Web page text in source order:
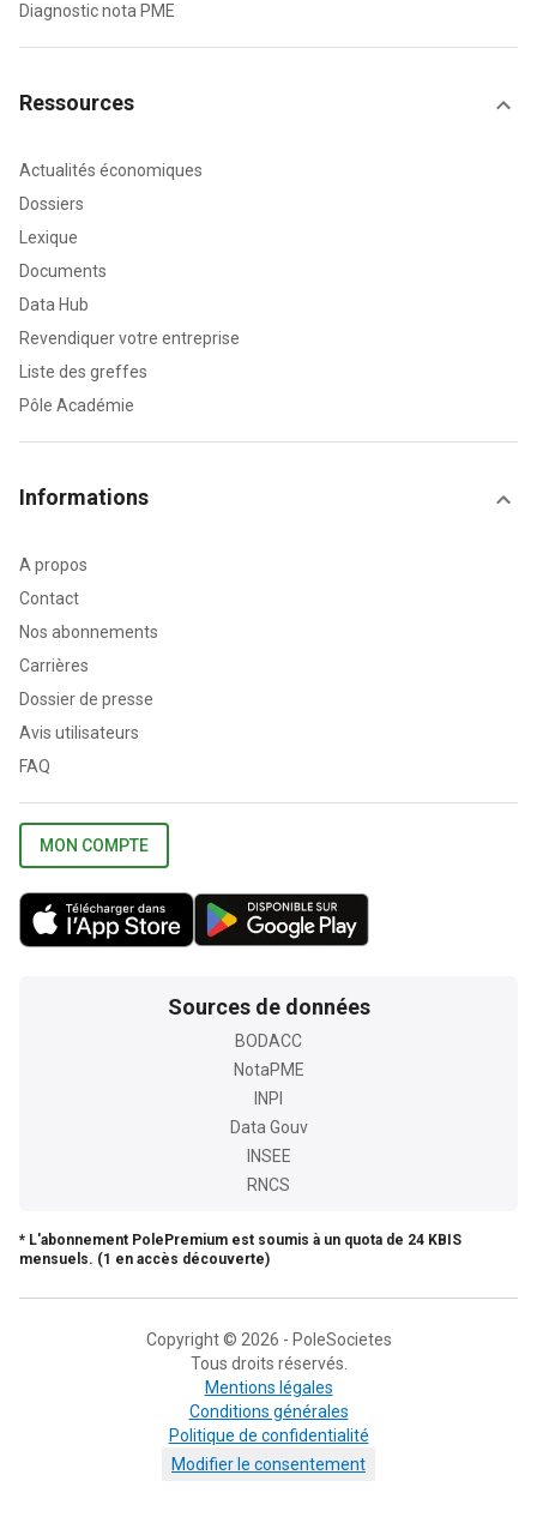
Diagnostic nota PME
Ressources
Actualités économiques
Dossiers
Lexique
Documents
Data Hub
Revendiquer votre entreprise
Liste des greffes
Pôle Académie
Informations
A propos
Contact
Nos abonnements
Carrières
Dossier de presse
Avis utilisateurs
FAQ
MON COMPTE
Sources de données
BODACC
NotaPME
INPI
Data Gouv
INSEE
RNCS
* L'abonnement PolePremium est soumis à un quota de 24 KBIS
mensuels. (1 en accès découverte)
Copyright © 2026 - PoleSocietes
Tous droits réservés.
Mentions légales
Conditions générales
Politique de confidentialité
Modifier le consentement